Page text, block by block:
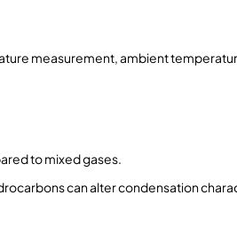
measurement, ambient
to mixed gases.
can alter condensation